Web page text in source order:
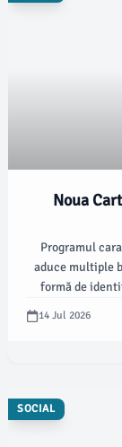
Noua
Programul
aduce multiple
formă de
electronice și
14 Jul 2026
SOCIAL